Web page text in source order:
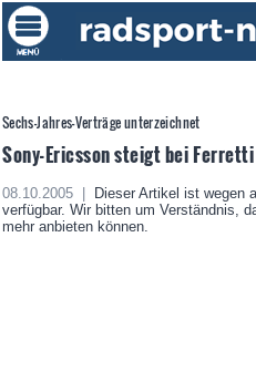
Sechs-Jahres-Verträge unterzeichnet
Sony-Ericsson steigt bei
08.10.2005 |
Dieser Artikel ist wegen
verfügbar. Wir bitten um Verständnis,
mehr anbieten können.